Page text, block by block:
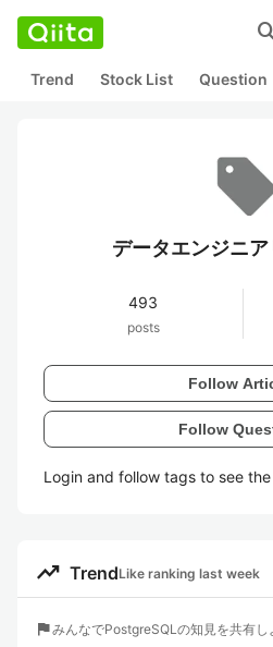
Trend Stock List Question
データエンジニ
493
posts
Follow
Follow
Login and follow tags to see
trending_up TrendLike ranking last week
flagみんなでPostgreSQLの知見を共有し